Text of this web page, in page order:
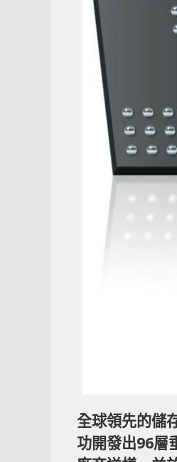
全球領先的儲
功開發出96層